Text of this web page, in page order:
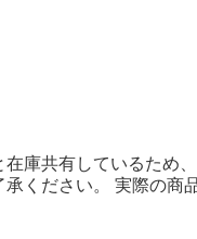
庫共有しているため
ください。 実際の